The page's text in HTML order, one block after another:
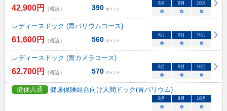
42,900円 （税込） 390 ポイント
8月 9月 10月
○ ○ ○
レディースドック (胃バリウムコース)
61,600円 （税込） 560 ポイント
8月 9月 10月
○ ○ ○
レディースドック (胃カメラコース)
62,700円 （税込） 570 ポイント
8月 9月 10月
○ ○ ○
健保共通 健康保険組合向け人間ドック(胃バリウム)
8月 9月 10月
○ ○ ○